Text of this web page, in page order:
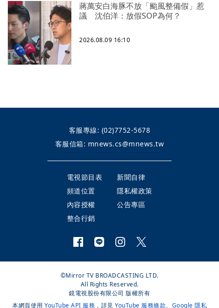
蔣萬安白海豚不放「颱風整備假」惹
議 沈伯洋：放假SOP為何？
2026.08.09 16:10
客服專線: (02)7752-5678
客服信箱: mnews.cs@mnews.tw
電視節目表
新聞自律
頻道位置
隱私權政策
內容授權
公告專區
整合行銷
©Mirror TV BROADCASTING LTD.
All Rights Reserved.
鏡電視股份有限公司 版權所有
本網頁使用 YouTube API 服務 ，詳見 YouTube 服務條款、 Google 隱私